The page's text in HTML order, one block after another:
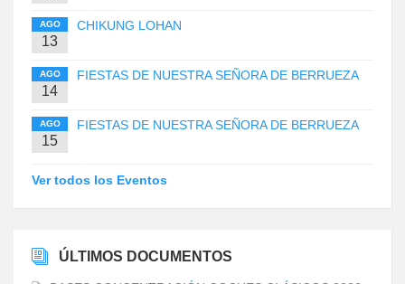
AGO
13
CHIKUNG LOHAN
AGO
14
FIESTAS DE NUESTRA SEÑORA DE BERRUEZA
AGO
15
FIESTAS DE NUESTRA SEÑORA DE BERRUEZA
Ver todos los Eventos
ÚLTIMOS DOCUMENTOS